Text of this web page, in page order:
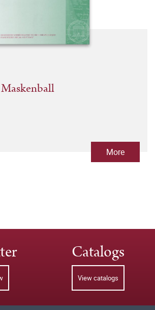
More
Catalogs
View catalogs